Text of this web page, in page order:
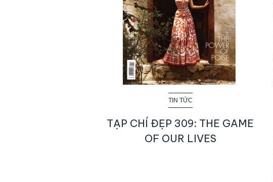
TIN TỨC
TẠP CHÍ ĐẸP 309: THE GAME
OF OUR LIVES